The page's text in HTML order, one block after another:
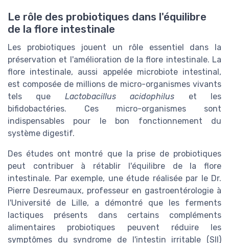
Le rôle des probiotiques dans l'équilibre
de la flore intestinale
Les probiotiques jouent un rôle essentiel dans la
préservation et l'amélioration de la flore intestinale. La
flore intestinale, aussi appelée microbiote intestinal,
est composée de millions de micro-organismes vivants
tels que Lactobacillus acidophilus et les
bifidobactéries. Ces micro-organismes sont
indispensables pour le bon fonctionnement du
système digestif.
Des études ont montré que la prise de probiotiques
peut contribuer à rétablir l'équilibre de la flore
intestinale. Par exemple, une étude réalisée par le Dr.
Pierre Desreumaux, professeur en gastroentérologie à
l'Université de Lille, a démontré que les ferments
lactiques présents dans certains compléments
alimentaires probiotiques peuvent réduire les
symptômes du syndrome de l'intestin irritable (SII)